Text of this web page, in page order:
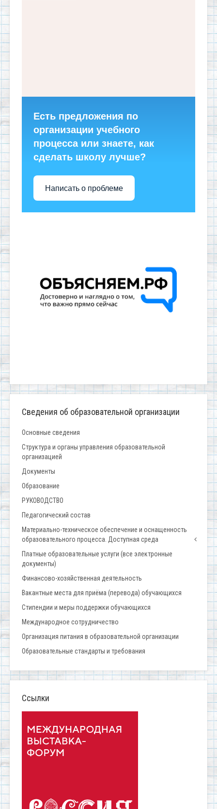
Есть предложения по
организации учебного
процесса или знаете, как
сделать школу лучше?
Написать о проблеме
Сведения об образовательной организации
Основные сведения
Структура и органы управления образовательной
организацией
Документы
Образование
РУКОВОДСТВО
Педагогический состав
Материально-техническое обеспечение и оснащенность
образовательного процесса. Доступная среда
Платные образовательные услуги (все электронные
документы)
Финансово-хозяйственная деятельность
Вакантные места для приёма (перевода) обучающихся
Стипендии и меры поддержки обучающихся
Международное сотрудничество
Организация питания в образовательной организации
Образовательные стандарты и требования
Ссылки